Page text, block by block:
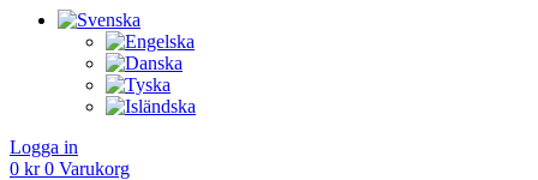
Logga in
0 kr 0 Varukorg